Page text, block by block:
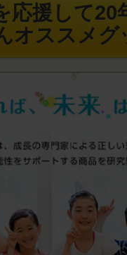
応援して20
オススメグ